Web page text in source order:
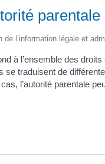
parentale
de l’information légale et
à l’ensemble des
se traduisent de
l’autorité parentale